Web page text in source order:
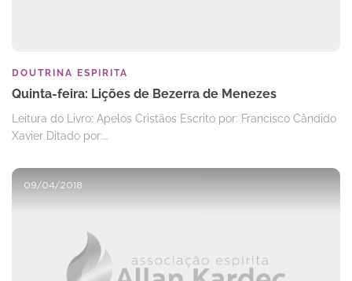
DOUTRINA ESPIRITA
Quinta-feira: Lições de Bezerra de Menezes
Leitura do Livro: Apelos Cristãos Escrito por: Francisco Cândido
Xavier Ditado por:…
09/04/2018